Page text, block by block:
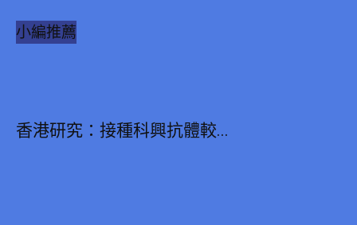
小編推薦
香港研究：接種科興抗體較...